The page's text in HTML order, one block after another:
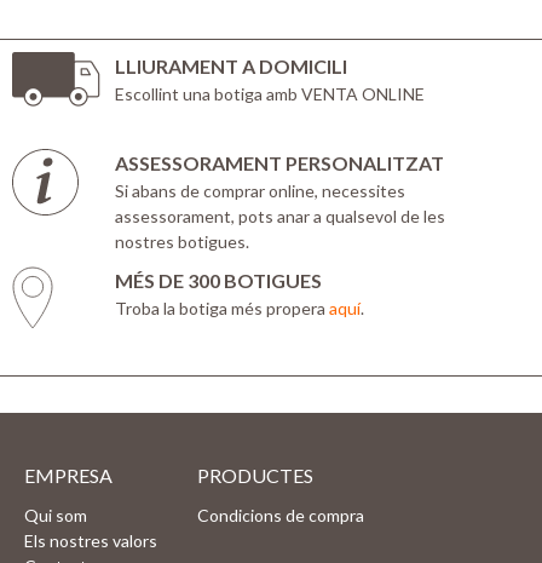
LLIURAMENT A DOMICILI
Escollint una botiga amb VENTA ONLINE
ASSESSORAMENT PERSONALITZAT
Si abans de comprar online, necessites
assessorament, pots anar a qualsevol de les
nostres botigues.
MÉS DE 300 BOTIGUES
Troba la botiga més propera aquí.
EMPRESA
Qui som
Els nostres valors
PRODUCTES
Condicions de compra